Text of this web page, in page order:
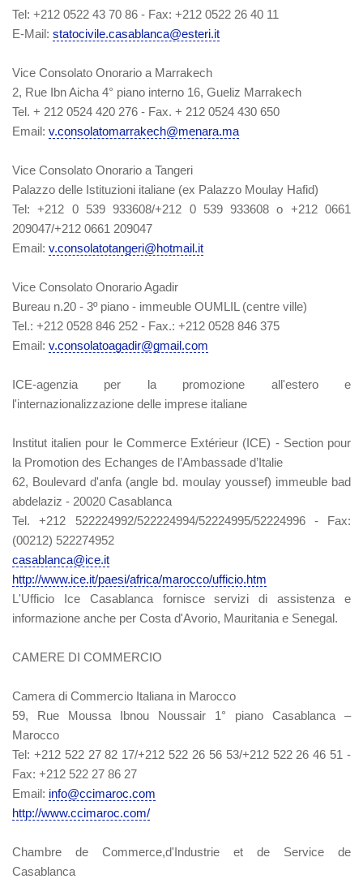
Tel: +212 0522 43 70 86 - Fax: +212 0522 26 40 11
E-Mail: statocivile.casablanca@esteri.it
Vice Consolato Onorario a Marrakech
2, Rue Ibn Aicha 4° piano interno 16, Gueliz Marrakech
Tel. + 212 0524 420 276 - Fax. + 212 0524 430 650
Email: v.consolatomarrakech@menara.ma
Vice Consolato Onorario a Tangeri
Palazzo delle Istituzioni italiane (ex Palazzo Moulay Hafid)
Tel: +212 0 539 933608/+212 0 539 933608 o +212 0661
209047/+212 0661 209047
Email: v.consolatotangeri@hotmail.it
Vice Consolato Onorario Agadir
Bureau n.20 - 3º piano - immeuble OUMLIL (centre ville)
Tel.: +212 0528 846 252 - Fax.: +212 0528 846 375
Email: v.consolatoagadir@gmail.com
ICE-agenzia per la promozione all'estero e
l'internazionalizzazione delle imprese italiane
Institut italien pour le Commerce Extérieur (ICE) - Section pour
la Promotion des Echanges de l’Ambassade d’Italie
62, Boulevard d'anfa (angle bd. moulay youssef) immeuble bad
abdelaziz - 20020 Casablanca
Tel. +212 522224992/522224994/52224995/52224996 - Fax:
(00212) 522274952
casablanca@ice.it
http://www.ice.it/paesi/africa/marocco/ufficio.htm
L'Ufficio Ice Casablanca fornisce servizi di assistenza e
informazione anche per Costa d'Avorio, Mauritania e Senegal.
CAMERE DI COMMERCIO
Camera di Commercio Italiana in Marocco
59, Rue Moussa Ibnou Noussair 1° piano Casablanca –
Marocco
Tel: +212 522 27 82 17/+212 522 26 56 53/+212 522 26 46 51 -
Fax: +212 522 27 86 27
Email: info@ccimaroc.com
http://www.ccimaroc.com/
Chambre de Commerce,d'Industrie et de Service de
Casablanca